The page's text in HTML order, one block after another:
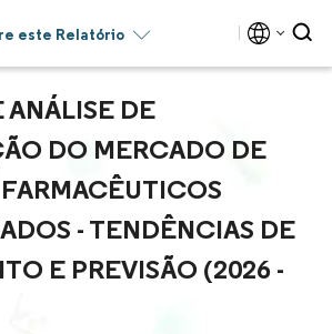
este Relatório
DE
DO MERCADO DE
- TENDÊNCIAS DE
E PREVISÃO (2026 -